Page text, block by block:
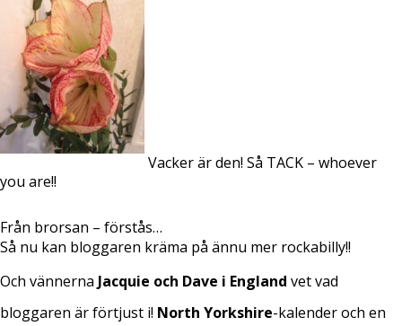
Vacker är den! Så TACK – whoever
you are!!
Från brorsan – förstås…
Så nu kan bloggaren kräma på ännu mer rockabilly!!
Och vännerna Jacquie och Dave i England vet vad
bloggaren är förtjust i! North Yorkshire-kalender och en